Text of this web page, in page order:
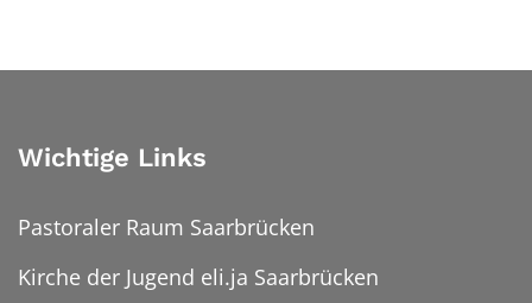
Wichtige Links
Pastoraler Raum Saarbrücken
Kirche der Jugend eli.ja Saarbrücken